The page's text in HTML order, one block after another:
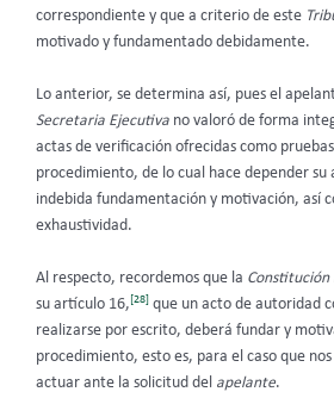
correspondiente y que a criterio de este
motivado y fundamentado debidamente.
Lo anterior, se determina así, pues el
Secretaria Ejecutiva no valoró de forma
actas de verificación ofrecidas como
procedimiento, de lo cual hace depender su
indebida fundamentación y motivación, así
exhaustividad.
Al respecto, recordemos que la Constitución
su artículo 16,[28] que un acto de autoridad
realizarse por escrito, deberá fundar y
procedimiento, esto es, para el caso que
actuar ante la solicitud del apelante.